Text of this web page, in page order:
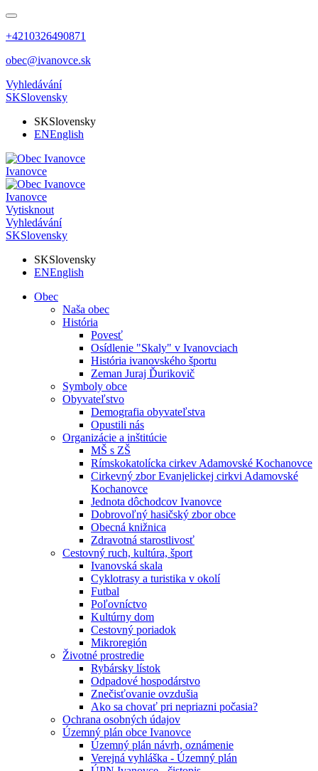
+4210326490871
obec@ivanovce.sk
Vyhledávání
SKSlovensky
SKSlovensky
ENEnglish
Ivanovce
Ivanovce
Vytisknout
Vyhledávání
SKSlovensky
SKSlovensky
ENEnglish
Obec
Naša obec
História
Povesť
Osídlenie "Skaly" v Ivanovciach
História ivanovského športu
Zeman Juraj Ďurikovič
Symboly obce
Obyvateľstvo
Demografia obyvateľstva
Opustili nás
Organizácie a inštitúcie
MŠ s ZŠ
Rímskokatolícka cirkev Adamovské Kochanovce
Cirkevný zbor Evanjelickej cirkvi Adamovské
Kochanovce
Jednota dôchodcov Ivanovce
Dobrovoľný hasičský zbor obce
Obecná knižnica
Zdravotná starostlivosť
Cestovný ruch, kultúra, šport
Ivanovská skala
Cyklotrasy a turistika v okolí
Futbal
Poľovníctvo
Kultúrny dom
Cestovný poriadok
Mikroregión
Životné prostredie
Rybársky lístok
Odpadové hospodárstvo
Znečisťovanie ovzdušia
Ako sa chovať pri nepriazni počasia?
Ochrana osobných údajov
Územný plán obce Ivanovce
Územný plán návrh, oznámenie
Verejná vyhláška - Územný plán